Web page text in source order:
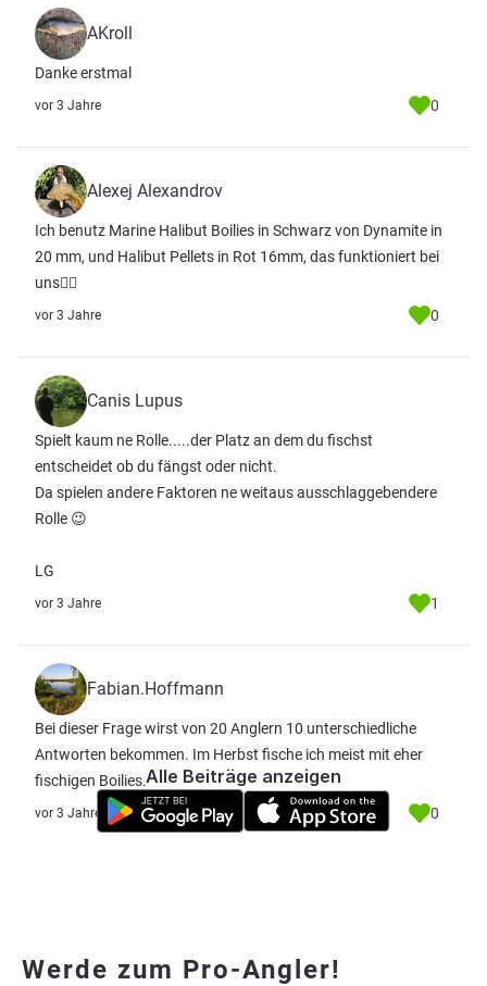
AKroll
Danke erstmal
vor 3 Jahre 0
Alexej Alexandrov
Ich benutz Marine Halibut Boilies in Schwarz von Dynamite in
20 mm, und Halibut Pellets in Rot 16mm, das funktioniert bei
uns🖐🏻
vor 3 Jahre 0
Canis Lupus
Spielt kaum ne Rolle.....der Platz an dem du fischst
entscheidet ob du fängst oder nicht.
Da spielen andere Faktoren ne weitaus ausschlaggebendere
Rolle 😉
LG
vor 3 Jahre 1
Fabian.Hoffmann
Bei dieser Frage wirst von 20 Anglern 10 unterschiedliche
Antworten bekommen. Im Herbst fische ich meist mit eher
fischigen Boilies.
vor 3 Jahre 0
Alle Beiträge anzeigen
Werde zum Pro-Angler!